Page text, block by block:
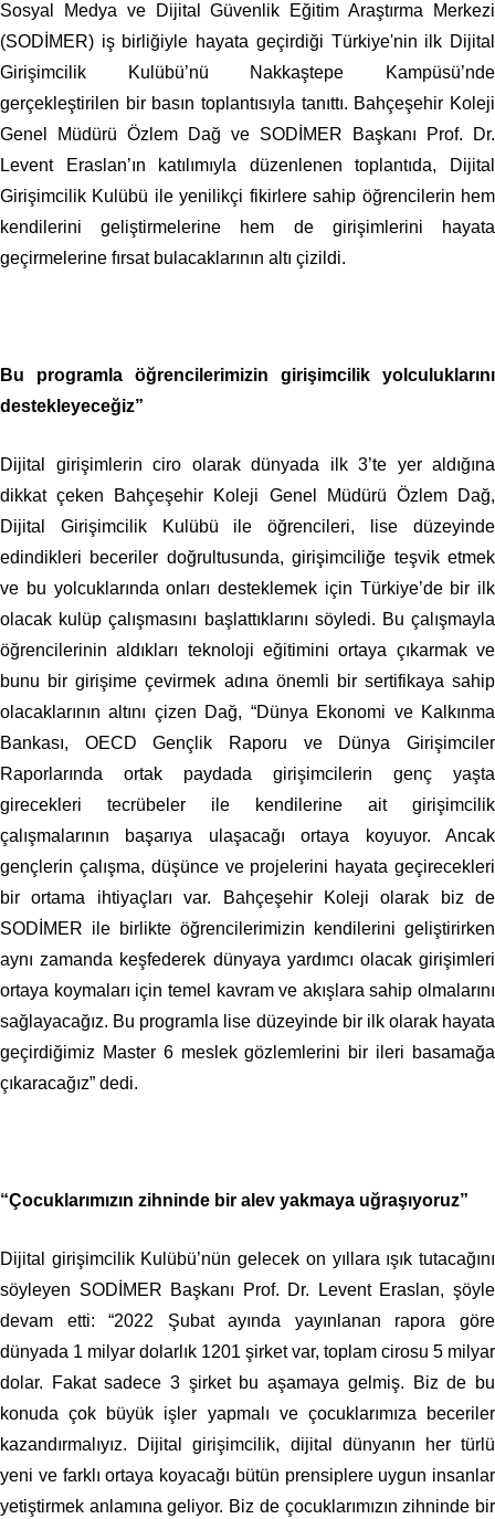
Sosyal Medya ve Dijital Güvenlik Eğitim Araştırma Merkezi
(SODİMER) iş birliğiyle hayata geçirdiği Türkiye'nin ilk Dijital
Girişimcilik Kulübü’nü Nakkaştepe Kampüsü’nde
gerçekleştirilen bir basın toplantısıyla tanıttı. Bahçeşehir Koleji
Genel Müdürü Özlem Dağ ve SODİMER Başkanı Prof. Dr.
Levent Eraslan’ın katılımıyla düzenlenen toplantıda, Dijital
Girişimcilik Kulübü ile yenilikçi fikirlere sahip öğrencilerin hem
kendilerini geliştirmelerine hem de girişimlerini hayata
geçirmelerine fırsat bulacaklarının altı çizildi.
Bu programla öğrencilerimizin girişimcilik yolculuklarını
destekleyeceğiz”
Dijital girişimlerin ciro olarak dünyada ilk 3’te yer aldığına
dikkat çeken Bahçeşehir Koleji Genel Müdürü Özlem Dağ,
Dijital Girişimcilik Kulübü ile öğrencileri, lise düzeyinde
edindikleri beceriler doğrultusunda, girişimciliğe teşvik etmek
ve bu yolcuklarında onları desteklemek için Türkiye’de bir ilk
olacak kulüp çalışmasını başlattıklarını söyledi. Bu çalışmayla
öğrencilerinin aldıkları teknoloji eğitimini ortaya çıkarmak ve
bunu bir girişime çevirmek adına önemli bir sertifikaya sahip
olacaklarının altını çizen Dağ, “Dünya Ekonomi ve Kalkınma
Bankası, OECD Gençlik Raporu ve Dünya Girişimciler
Raporlarında ortak paydada girişimcilerin genç yaşta
girecekleri tecrübeler ile kendilerine ait girişimcilik
çalışmalarının başarıya ulaşacağı ortaya koyuyor. Ancak
gençlerin çalışma, düşünce ve projelerini hayata geçirecekleri
bir ortama ihtiyaçları var. Bahçeşehir Koleji olarak biz de
SODİMER ile birlikte öğrencilerimizin kendilerini geliştirirken
aynı zamanda keşfederek dünyaya yardımcı olacak girişimleri
ortaya koymaları için temel kavram ve akışlara sahip olmalarını
sağlayacağız. Bu programla lise düzeyinde bir ilk olarak hayata
geçirdiğimiz Master 6 meslek gözlemlerini bir ileri basamağa
çıkaracağız” dedi.
“Çocuklarımızın zihninde bir alev yakmaya uğraşıyoruz”
Dijital girişimcilik Kulübü’nün gelecek on yıllara ışık tutacağını
söyleyen SODİMER Başkanı Prof. Dr. Levent Eraslan, şöyle
devam etti: “2022 Şubat ayında yayınlanan rapora göre
dünyada 1 milyar dolarlık 1201 şirket var, toplam cirosu 5 milyar
dolar. Fakat sadece 3 şirket bu aşamaya gelmiş. Biz de bu
konuda çok büyük işler yapmalı ve çocuklarımıza beceriler
kazandırmalıyız. Dijital girişimcilik, dijital dünyanın her türlü
yeni ve farklı ortaya koyacağı bütün prensiplere uygun insanlar
yetiştirmek anlamına geliyor. Biz de çocuklarımızın zihninde bir